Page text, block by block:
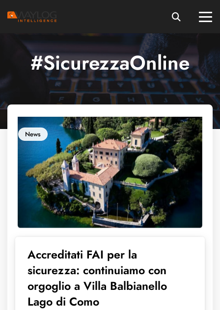
#SicurezzaOnline
News
Accreditati FAI per la
sicurezza: continuiamo con
orgoglio a Villa Balbianello
Lago di Como